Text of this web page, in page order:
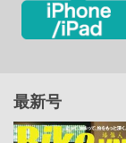
最新号